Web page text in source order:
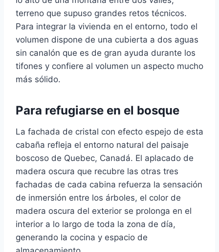
terreno que supuso grandes retos técnicos.
Para integrar la vivienda en el entorno, todo el
volumen dispone de una cubierta a dos aguas
sin canalón que es de gran ayuda durante los
tifones y confiere al volumen un aspecto mucho
más sólido.
Para refugiarse en el bosque
La fachada de cristal con efecto espejo de esta
cabaña refleja el entorno natural del paisaje
boscoso de Quebec, Canadá. El aplacado de
madera oscura que recubre las otras tres
fachadas de cada cabina refuerza la sensación
de inmersión entre los árboles, el color de
madera oscura del exterior se prolonga en el
interior a lo largo de toda la zona de día,
generando la cocina y espacio de